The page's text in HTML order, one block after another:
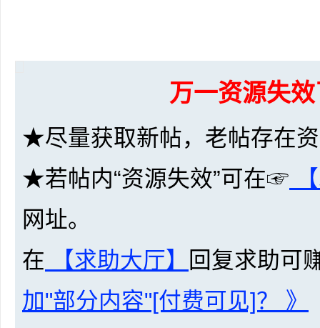
万一资源失
★尽量获取新帖，老帖存在
★若帖内“资源失效”可在☞
网址。
在 【求助大厅】
回复求助可
加"部分内容"[付费可见]？ 》